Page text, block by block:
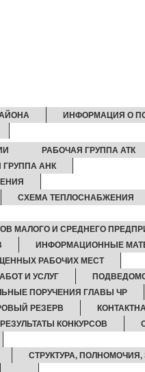
ИНФОРМАЦИЯ О
РАБОЧАЯ ГРУППА АТК
АНК
СХЕМА ТЕПЛОСНАБЖЕНИЯ
МАЛОГО И СРЕДНЕГО
ИНФОРМАЦИОННЫЕ
РАБОЧИХ МЕСТ
И УСЛУГ
ПОРУЧЕНИЯ ГЛАВЫ ЧР
РЕЗЕРВ
КОНКУРСОВ
СТРУКТУРА,